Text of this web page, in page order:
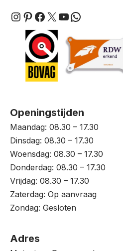
Instagram
Pinterest
Facebook
X YouTube
WhatsApp
Openingstijden
Maandag: 08.30 – 17.30
Dinsdag: 08.30 – 17.30
Woensdag: 08.30 – 17.30
Donderdag: 08.30 – 17.30
Vrijdag: 08.30 – 17.30
Zaterdag: Op aanvraag
Zondag: Gesloten
Adres